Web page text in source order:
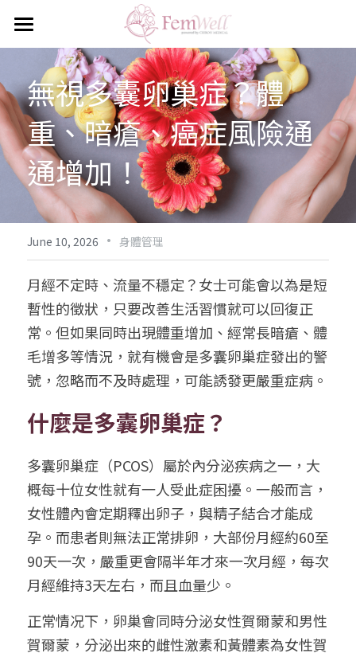
Home
Services
Health 101
Health Check Packages
Contact Us
News
Search
English
English
繁體中文
無視多囊卵巢症？體
重、暗瘡、癌症風險通
通增加！
June 10, 2026 · 身體管理
月經不定時、流量不穩定？女士可能會以為是短
暫性的徵狀，只要改善生活習慣就可以回復正
常。但如果同時出現體重增加、經常長暗瘡、體
毛增多等情況，就有機會是多囊卵巢症發出的警
號，忽略而不及時處理，可能誘發更嚴重症病。
什麼是多囊卵巢症？
多囊卵巢症（PCOS）屬於內分泌疾病之一，大
概每十位女性就有一人受此症困擾。一般而言，
女性體內會定期釋出卵子，與精子結合才能成
孕。而患者則無法正常排卵，大部份月經約60至
90天一次，嚴重更會隔半年才來一次月經，每次
月經維持3天左右，而且血量少。
正常情况下，卵巢會同時分泌女性賀爾蒙和男性
賀爾蒙，分泌出來的雌性激素和黃體素為女性賀